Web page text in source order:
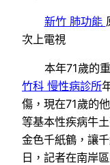
新竹 肺功能
次上電視
本年71歲的
竹科 慢性病診所
傷，現在71歲的
等基本性疾病牛
金色千紙鶴，讓
日，記者在南岸